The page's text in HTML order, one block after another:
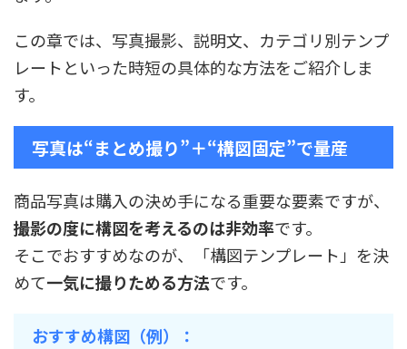
この章では、写真撮影、説明文、カテゴリ別テンプ
レートといった時短の具体的な方法をご紹介しま
す。
写真は“まとめ撮り”＋“構図固定”で量産
商品写真は購入の決め手になる重要な要素ですが、
撮影の度に構図を考えるのは非効率です。
そこでおすすめなのが、「構図テンプレート」を決
めて一気に撮りためる方法です。
おすすめ構図（例）：